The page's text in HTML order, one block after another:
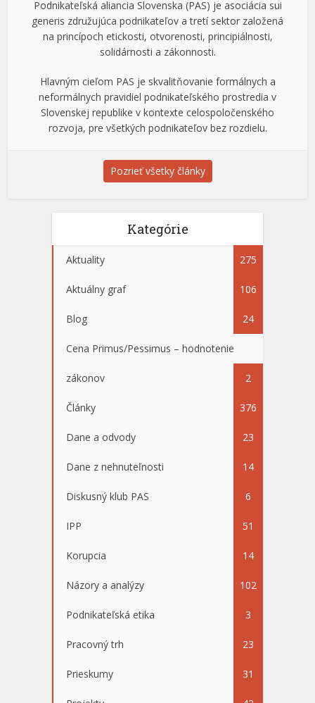
Podnikateľská aliancia Slovenska (PAS) je asociácia sui
generis združujúca podnikateľov a tretí sektor založená
na princípoch etickosti, otvorenosti, principiálnosti,
solidárnosti a zákonnosti.
Hlavným cieľom PAS je skvalitňovanie formálnych a
neformálnych pravidiel podnikateľského prostredia v
Slovenskej republike v kontexte celospoločenského
rozvoja, pre všetkých podnikateľov bez rozdielu.
Pozrieť všetky články
Kategórie
Aktuality 275
Aktuálny graf 106
Blog 24
Cena Primus/Pessimus – hodnotenie
zákonov 2
Články 376
Dane a odvody 23
Dane z nehnuteľnosti 14
Diskusný klub PAS 6
IPP 51
Korupcia 14
Názory a analýzy 102
Podnikateľská etika 3
Pracovný trh 23
Prieskumy 31